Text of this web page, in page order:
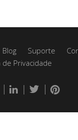
Blog Suporte
de Privacidade